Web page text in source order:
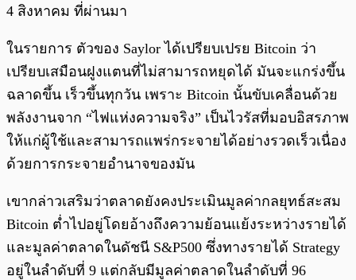
4 สิงหาคม ที่ผ่านมา
ในรายการ ตัวของ Saylor ได้เปรียบเปรย Bitcoin ว่า
เปรียบเสมือนฝูงแตนที่ไม่สามารถหยุดได้ มันจะแกร่งขึ้น
ฉลาดขึ้น เร็วขึ้นทุกวัน เพราะ Bitcoin นั้นขับเคลื่อนด้วย
พลังงานจาก “ไฟแห่งความจริง” เป็นไวรัสที่มอบอิสรภาพ
ให้แก่ผู้ใช้และสามารถแพร่กระจายได้อย่างรวดเร็วเนื่อง
ด้วยการกระจายอำนาจของมัน
เขากล่าวเสริมว่าตลาดยังคงประเมินมูลค่ากลยุทธ์สะสม
Bitcoin ต่ำไปอยู่โดยอ้างถึงความย้อนแย้งระหว่างรายได้
และมูลค่าตลาดในดัชนี S&P500 ซึ่งทางรายได้ Strategy
อยู่ในลำดับที่ 9 แต่กลับมีมูลค่าตลาดในลำดับที่ 96